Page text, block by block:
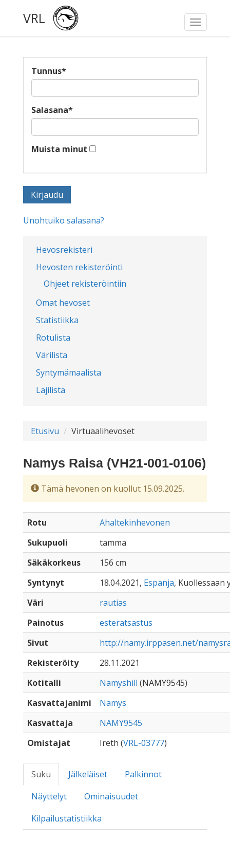
Toggle
VRL
Hevosrekisteri
Hevosten rekisteröinti
Ohjeet rekisteröintiin
Omat hevoset
Statistiikka
Rotulista
Värilista
Syntymämaalista
Lajilista
Tunnus*
Salasana*
Muista minut
Unohtuiko salasana?
Etusivu Virtuaalihevoset
Namys Raisa (VH21-001-0106)
Tämä hevonen on kuollut 15.09.2025.
Rotu
Ahaltekinhevonen
Sukupuoli
tamma
Säkäkorkeus
156 cm
Syntynyt
18.04.2021, Espanja, Kuollessaan
Väri
rautias
Painotus
esteratsastus
Sivut
http://namy.irppasen.net/
Rekisteröity
28.11.2021
Kotitalli
Namyshill (NAMY9545)
Kasvattajanimi
Namys
Kasvattaja
NAMY9545
Omistajat
Ireth (VRL-03777)
Suku Jälkeläiset
Palkinnot
Näyttelyt
Ominaisuudet
Kilpailustatistiikka